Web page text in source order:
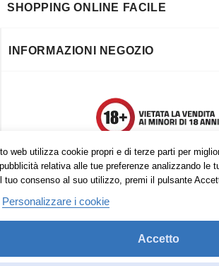
web utilizza cookie propri e di terze parti per
relativa alle tue preferenze analizzando le
tuo consenso al suo utilizzo, premi il pulsante
Personalizzare i cookie
Accetto
SHOPPING ONLINE FACILE
INFORMAZIONI NEGOZIO
Trovaci anche su: